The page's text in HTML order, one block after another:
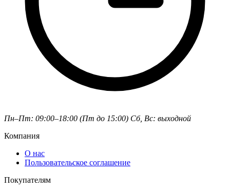
Пн–Пт: 09:00–18:00 (Пт до 15:00) Сб, Вс: выходной
Компания
О нас
Пользовательское соглашение
Покупателям